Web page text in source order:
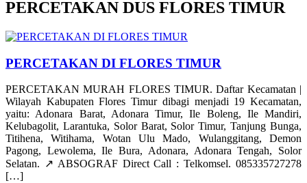
PERCETAKAN DUS FLORES TIMUR
PERCETAKAN DI FLORES TIMUR
PERCETAKAN MURAH FLORES TIMUR. Daftar Kecamatan |
Wilayah Kabupaten Flores Timur dibagi menjadi 19 Kecamatan,
yaitu: Adonara Barat, Adonara Timur, Ile Boleng, Ile Mandiri,
Kelubagolit, Larantuka, Solor Barat, Solor Timur, Tanjung Bunga,
Titihena, Witihama, Wotan Ulu Mado, Wulanggitang, Demon
Pagong, Lewolema, Ile Bura, Adonara, Adonara Tengah, Solor
Selatan. ↗️ ABSOGRAF Direct Call : Telkomsel. 085335727278
[…]